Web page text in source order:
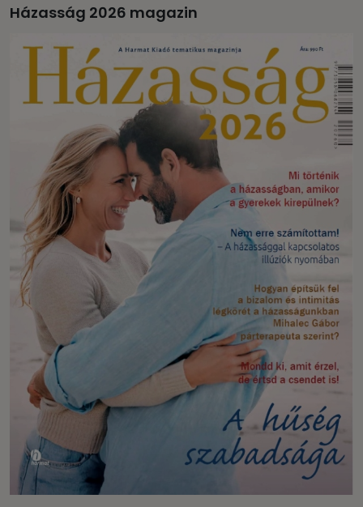
Házasság 2026 magazin